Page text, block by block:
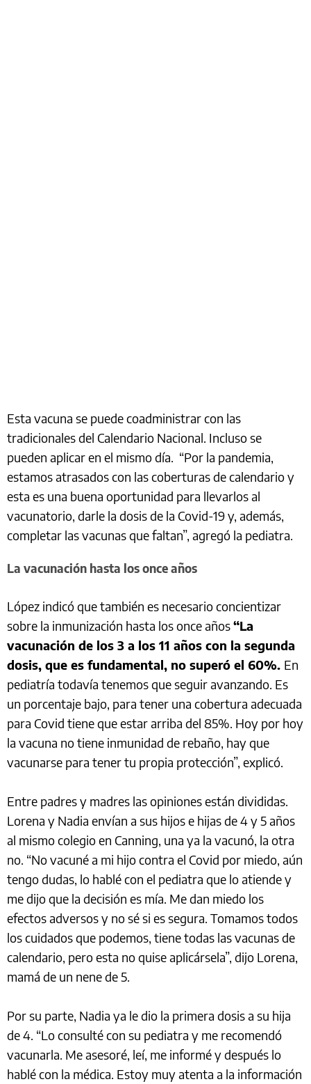
Esta vacuna se puede coadministrar con las
tradicionales del Calendario Nacional. Incluso se
pueden aplicar en el mismo día. “Por la pandemia,
estamos atrasados con las coberturas de calendario y
esta es una buena oportunidad para llevarlos al
vacunatorio, darle la dosis de la Covid-19 y, además,
completar las vacunas que faltan”, agregó la pediatra.
La vacunación hasta los once años
López indicó que también es necesario concientizar
sobre la inmunización hasta los once años“La
vacunación de los 3 a los 11 años con la segunda
dosis, que es fundamental, no superó el 60%. En
pediatría todavía tenemos que seguir avanzando. Es
un porcentaje bajo, para tener una cobertura adecuada
para Covid tiene que estar arriba del 85%. Hoy por hoy
la vacuna no tiene inmunidad de rebaño, hay que
vacunarse para tener tu propia protección”, explicó.
Entre padres y madres las opiniones están divididas.
Lorena y Nadia envían a sus hijos e hijas de 4 y 5 años
al mismo colegio en Canning, una ya la vacunó, la otra
no. “No vacuné a mi hijo contra el Covid por miedo, aún
tengo dudas, lo hablé con el pediatra que lo atiende y
me dijo que la decisión es mía. Me dan miedo los
efectos adversos y no sé si es segura. Tomamos todos
los cuidados que podemos, tiene todas las vacunas de
calendario, pero esta no quise aplicársela”, dijo Lorena,
mamá de un nene de 5.
Por su parte, Nadia ya le dio la primera dosis a su hija
de 4. “Lo consulté con su pediatra y me recomendó
vacunarla. Me asesoré, leí, me informé y después lo
hablé con la médica. Estoy muy atenta a la información